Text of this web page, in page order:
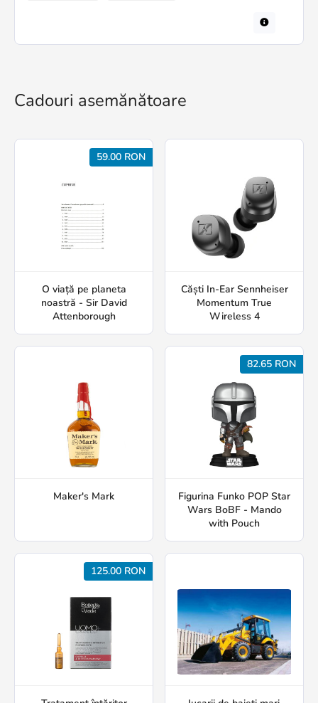
Cadouri asemănătoare
59.00 RON
O viață pe planeta
noastră - Sir David
Attenborough
Căști In-Ear Sennheiser
Momentum True
Wireless 4
Maker's Mark
82.65 RON
Figurina Funko POP Star
Wars BoBF - Mando
with Pouch
125.00 RON